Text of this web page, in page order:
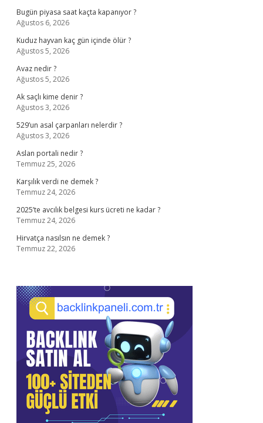
Bugün piyasa saat kaçta kapanıyor ?
Ağustos 6, 2026
Kuduz hayvan kaç gün içinde ölür ?
Ağustos 5, 2026
Avaz nedir ?
Ağustos 5, 2026
Ak saçlı kime denir ?
Ağustos 3, 2026
529’un asal çarpanları nelerdir ?
Ağustos 3, 2026
Aslan portali nedir ?
Temmuz 25, 2026
Karşılık verdi ne demek ?
Temmuz 24, 2026
2025’te avcılık belgesi kurs ücreti ne kadar ?
Temmuz 24, 2026
Hirvatça nasılsın ne demek ?
Temmuz 22, 2026